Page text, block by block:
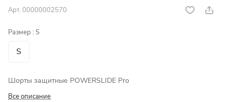
Арт. 00000002570
Размер : S
S
Шорты защитные POWERSLIDE Pro
Все описание